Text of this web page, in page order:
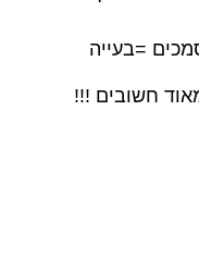
=בעייה
חשובים !!!